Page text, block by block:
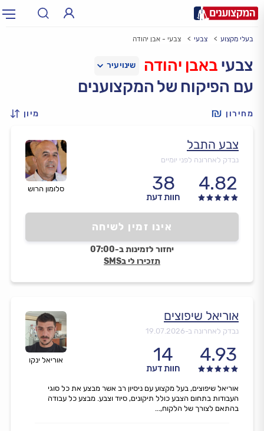
עירעיר: תל אביב, חיפה…
בעלי מקצוע צבעי צבעי - אבן יהודה
צבעי באבן יהודה
עם הפיקוח של המקצוענים
מחירון מיון
סלומון הרוש
צבע התבל
נבדק לאחרונה לפני יומיים
4.82
38
חוות דעת
אינו זמין לשיחה
יחזור לזמינות ב-07:00
תזכירו לי בSMS
אוריאל ינקו
אוריאל שיפוצים
נבדק לאחרונה ב-19.07.2026
4.93
14
חוות דעת
אוריאל שיפוצים, בעל מקצוע עם ניסיון רב אשר מבצע את כל סוגי
העבודות בתחום הצבע כולל תיקונים, סיוד וצבע. מבצע כל עבודה
בהתאם לצורך של הלקוח,...